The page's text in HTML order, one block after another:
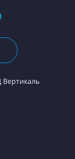
Вертикаль